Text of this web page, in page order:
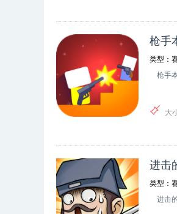
枪手
类型：
枪手
大
进击
类型：
进击